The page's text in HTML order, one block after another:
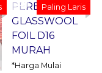
Paling Laris
PEREDAM
GLASSWOOL
FOIL D16
MURAH
*Harga Mulai